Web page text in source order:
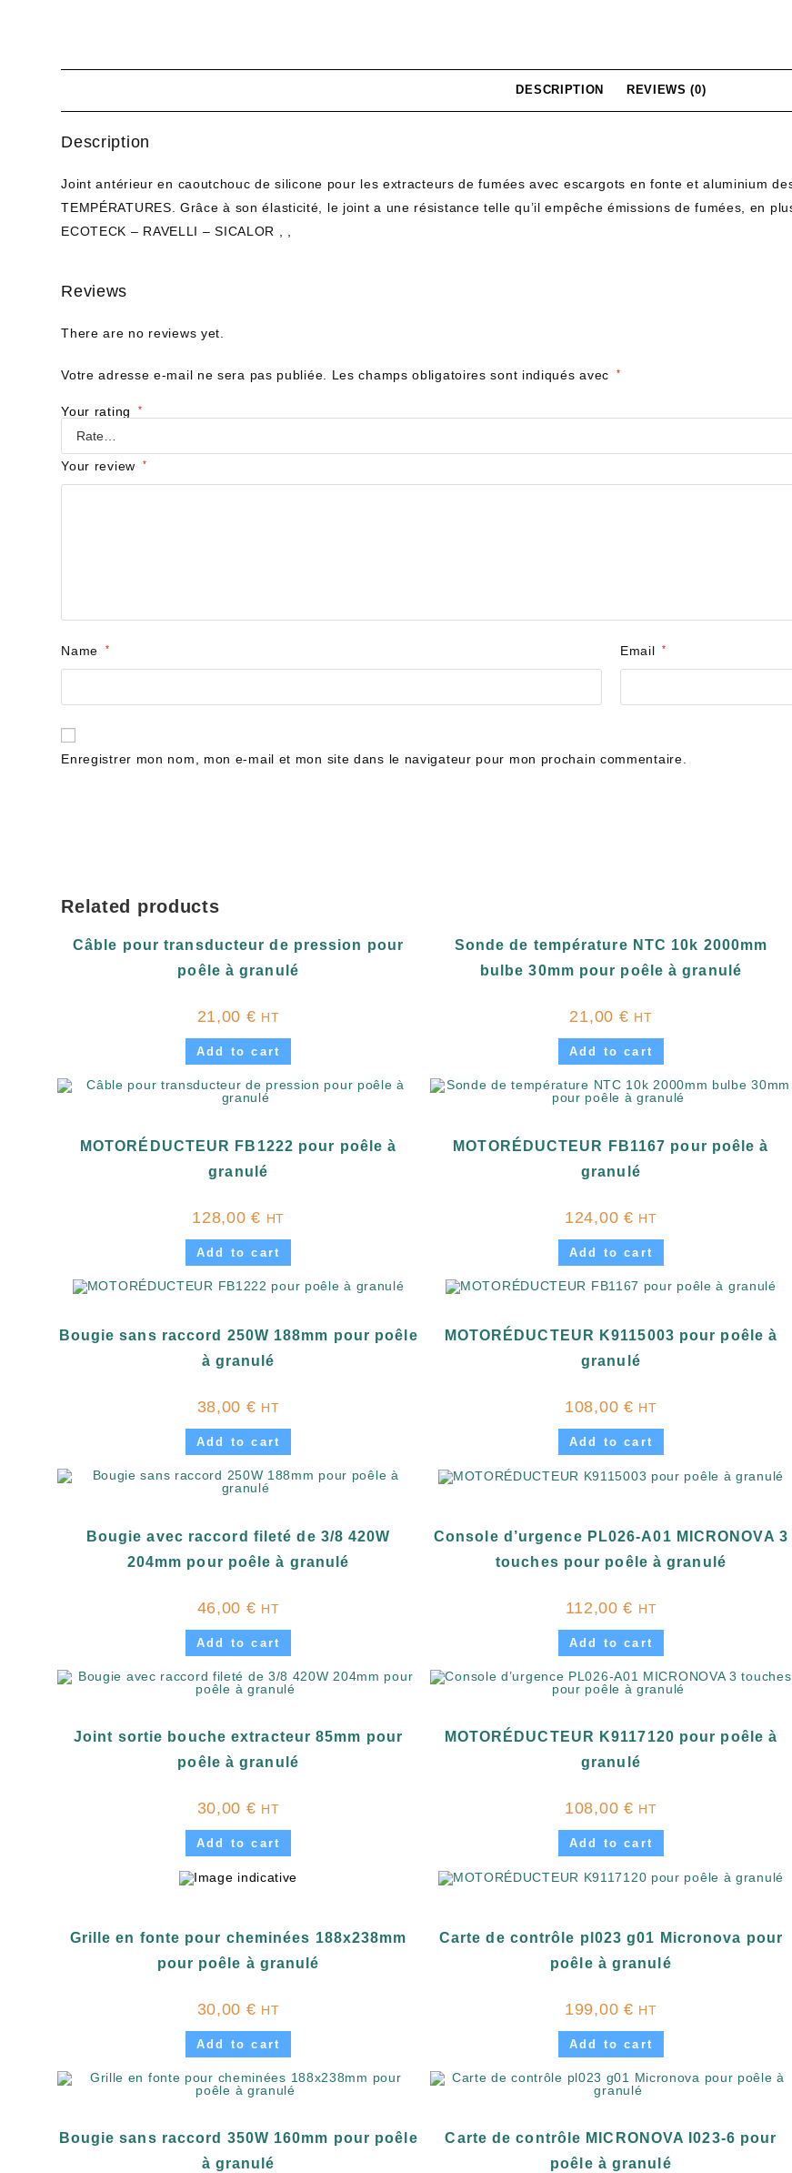
DESCRIPTION REVIEWS (0)
Description
Joint antérieur en caoutchouc de silicone pour les extracteurs de fumées avec escargots en fonte et aluminium
TEMPÉRATURES. Grâce à son élasticité, le joint a une résistance telle qu’il empêche émissions de fumées, en
ECOTECK – RAVELLI – SICALOR , ,
Reviews
There are no reviews yet.
Votre adresse e-mail ne sera pas publiée. Les champs obligatoires sont indiqués avec *
Your rating *
Your review *
Name * Email *
Enregistrer mon nom, mon e-mail et mon site dans le navigateur pour mon prochain commentaire.
Related products
Câble pour transducteur de pression pour
poêle à granulé
21,00 € HT
Add to cart
Sonde de température NTC 10k 2000mm
bulbe 30mm pour poêle à granulé
21,00 € HT
Add to cart
MOTORÉDUCTEUR FB1222 pour poêle à
granulé
128,00€ HT
Add to cart
MOTORÉDUCTEUR FB1167 pour poêle à
granulé
124,00 € HT
Add to cart
Bougie sans raccord 250W 188mm pour poêle
à granulé
38,00 € HT
Add to cart
MOTORÉDUCTEUR K9115003 pour poêle à
granulé
108,00 € HT
Add to cart
Bougie avec raccord fileté de 3/8 420W
204mm pour poêle à granulé
46,00 € HT
Add to cart
Console d’urgence PL026-A01 MICRONOVA 3
touches pour poêle à granulé
112,00€ HT
Add to cart
Joint sortie bouche extracteur 85mm pour
poêle à granulé
30,00 € HT
Add to cart
MOTORÉDUCTEUR K9117120 pour poêle à
granulé
108,00 € HT
Add to cart
Grille en fonte pour cheminées 188x238mm
pour poêle à granulé
30,00 € HT
Add to cart
Carte de contrôle pl023 g01 Micronova pour
poêle à granulé
199,00 € HT
Add to cart
Bougie sans raccord 350W 160mm pour poêle
à granulé
Carte de contrôle MICRONOVA I023-6 pour
poêle à granulé